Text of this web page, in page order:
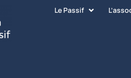
Le Passif